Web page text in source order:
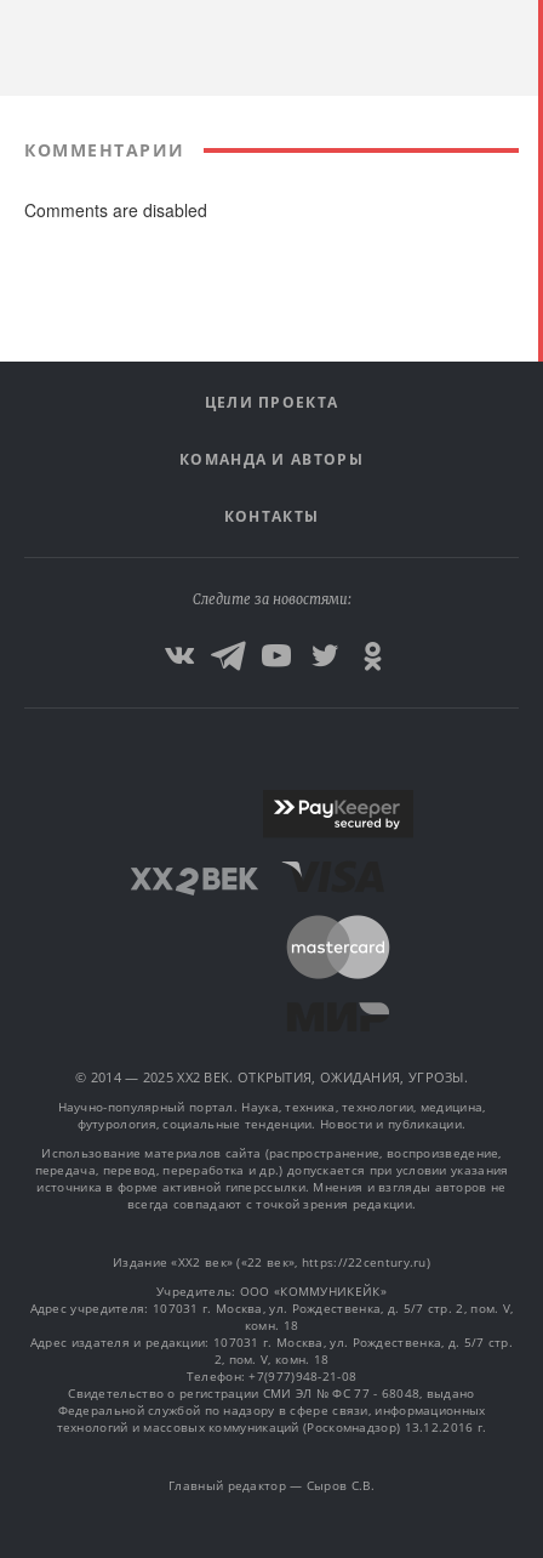
КОММЕНТАРИИ
Comments are disabled
ЦЕЛИ ПРОЕКТА
КОМАНДА И АВТОРЫ
КОНТАКТЫ
Следите за новостями:
© 2014 — 2025 XX2 ВЕК. ОТКРЫТИЯ, ОЖИДАНИЯ, УГРОЗЫ.
Научно-популярный портал. Наука, техника, технологии, медицина,
футурология, социальные тенденции. Новости и публикации.
Использование материалов сайта (распространение, воспроизведение,
передача, перевод, переработка и др.) допускается при условии указания
источника в форме активной гиперссылки. Мнения и взгляды авторов не
всегда совпадают с точкой зрения редакции.
Издание «XX2 век» («22 век», https://22century.ru)
Учредитель: OOO «КОММУНИКЕЙК»
Адрес учредителя: 107031 г. Москва, ул. Рождественка, д. 5/7 стр. 2, пом. V,
комн. 18
Адрес издателя и редакции: 107031 г. Москва, ул. Рождественка, д. 5/7 стр.
2, пом. V, комн. 18
Телефон: +7(977)948-21-08
Свидетельство о регистрации СМИ ЭЛ № ФС 77 - 68048, выдано
Федеральной службой по надзору в сфере связи, информационных
технологий и массовых коммуникаций (Роскомнадзор) 13.12.2016 г.
Главный редактор — Сыров С.В.